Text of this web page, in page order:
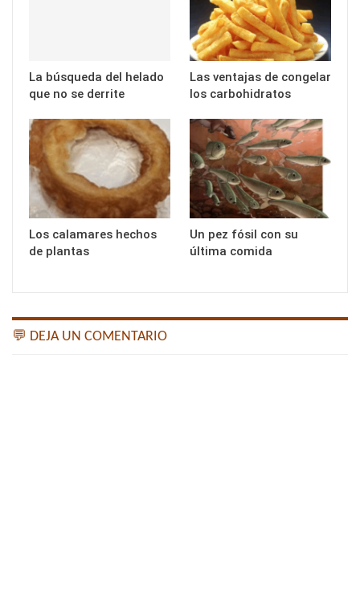
La búsqueda del helado
que no se derrite
Las ventajas de congelar
los carbohidratos
Los calamares hechos
de plantas
Un pez fósil con su
última comida
💬 DEJA UN COMENTARIO